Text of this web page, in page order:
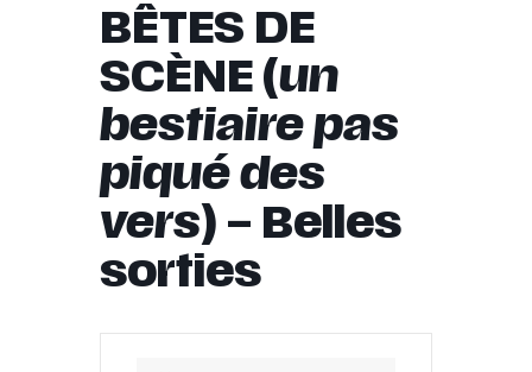
BÊTES DE
SCÈNE (un
bestiaire pas
piqué des
vers) – Belles
sorties